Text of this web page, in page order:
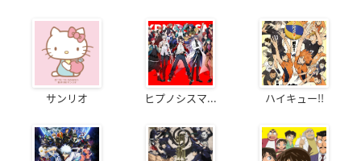
サンリオ ヒプノシスマ... ハイキュー!!